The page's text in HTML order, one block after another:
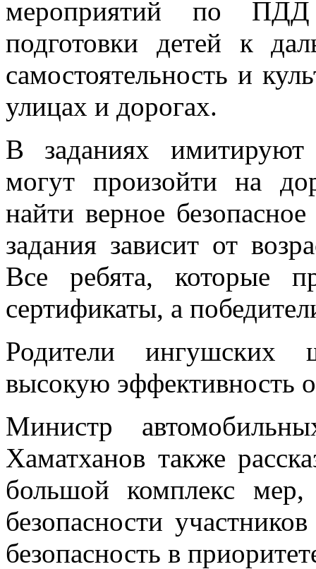
мероприятий по
подготовки детей к
самостоятельность и
улицах и дорогах.
В заданиях имитируют
могут произойти на
найти верное
задания зависит от
Все ребята, которые
сертификаты, а
Родители ингушских
высокую эффективность
Министр
Хаматханов также
большой комплекс
безопасности
безопасность в